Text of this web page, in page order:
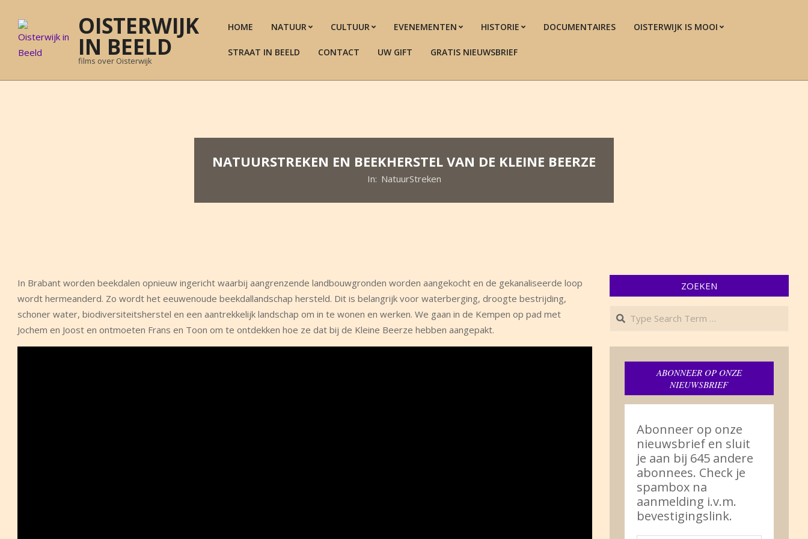
content
OISTERWIJK
IN BEELD
films over Oisterwijk
HOME NATUUR CULTUUR EVENEMENTEN HISTORIE DOCUMENTAIRES OISTERWIJK IS MOOI
STRAAT IN BEELD CONTACT UW GIFT GRATIS NIEUWSBRIEF
NATUURSTREKEN EN BEEKHERSTEL VAN DE KLEINE BEERZE
In: NatuurStreken
In Brabant worden beekdalen opnieuw ingericht waarbij aangrenzende landbouwgronden worden aangekocht en de gekanaliseerde loop
wordt hermeanderd. Zo wordt het eeuwenoude beekdallandschap hersteld. Dit is belangrijk voor waterberging, droogte bestrijding,
schoner water, biodiversiteitsherstel en een aantrekkelijk landschap om in te wonen en werken. We gaan in de Kempen op pad met
Jochem en Joost en ontmoeten Frans en Toon om te ontdekken hoe ze dat bij de Kleine Beerze hebben aangepakt.
ZOEKEN
Search
ABONNEER OP ONZE
NIEUWSBRIEF
Abonneer op onze
nieuwsbrief en sluit
je aan bij 645 andere
abonnees. Check je
spambox na
aanmelding i.v.m.
bevestigingslink.